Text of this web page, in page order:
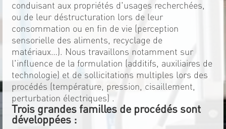
conduisant aux propriétés d'usages recherchées,
ou de leur déstructuration lors de leur
consommation ou en fin de vie (perception
sensorielle des aliments, recyclage de
matériaux…). Nous travaillons notamment sur
l'influence de la formulation (additifs, auxiliaires de
technologie) et de sollicitations multiples lors des
procédés (température, pression, cisaillement,
perturbation électriques) .
Trois grandes familles de procédés sont
développées :